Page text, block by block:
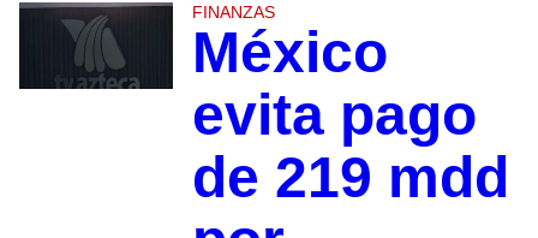
FINANZAS
México
evita pago
de 219 mdd